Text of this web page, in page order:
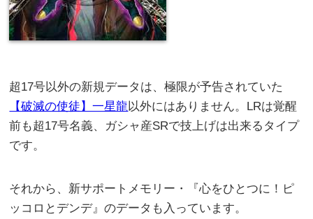
超17号以外の新規データは、極限が予告されていた
【破滅の使徒】一星龍 以外にはありません。LRは覚醒
前も超17号名義、ガシャ産SRで技上げは出来るタイプ
です。
それから、新サポートメモリー・『心をひとつに！ピ
ッコロとデンデ』のデータも入っています。